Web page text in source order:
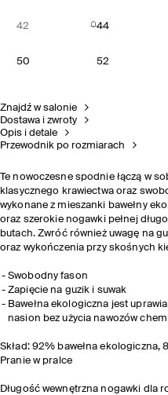
42 44
50 52
Znajdź w salonie
Dostawa i zwroty
Opis i detale
Przewodnik po rozmiarach
Te nowoczesne spodnie łączą w
klasycznego krawiectwa oraz
wykonane z mieszanki bawełny
oraz szerokie nogawki pełnej
butach. Zwróć również uwagę na
oraz wykończenia przy skośnych
Swobodny fason
Zapięcie na guzik i suwak
Bawełna ekologiczna jest
nasion bez użycia nawozów
Skład: 92% bawełna ekologiczna,
Pranie w pralce
Długość wewnętrzna nogawki dla